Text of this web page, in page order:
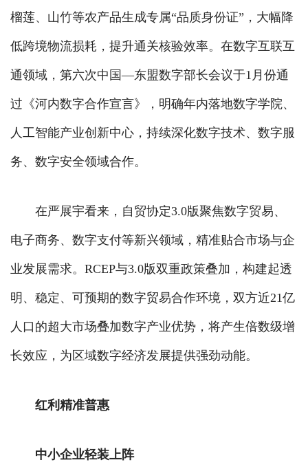
榴莲、山竹等农产品生成专属“品质身份证”，大幅降
低跨境物流损耗，提升通关核验效率。在数字互联互
通领域，第六次中国—东盟数字部长会议于1月份通
过《河内数字合作宣言》，明确年内落地数字学院、
人工智能产业创新中心，持续深化数字技术、数字服
务、数字安全领域合作。
在严展宇看来，自贸协定3.0版聚焦数字贸易、
电子商务、数字支付等新兴领域，精准贴合市场与企
业发展需求。RCEP与3.0版双重政策叠加，构建起透
明、稳定、可预期的数字贸易合作环境，双方近21亿
人口的超大市场叠加数字产业优势，将产生倍数级增
长效应，为区域数字经济发展提供强劲动能。
红利精准普惠
中小企业轻装上阵